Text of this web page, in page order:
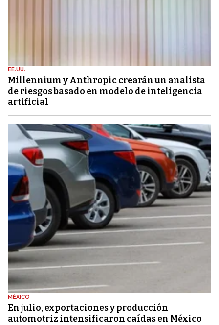
EE.UU.
Millennium y Anthropic crearán un analista
de riesgos basado en modelo de inteligencia
artificial
MÉXICO
En julio, exportaciones y producción
automotriz intensificaron caídas en México